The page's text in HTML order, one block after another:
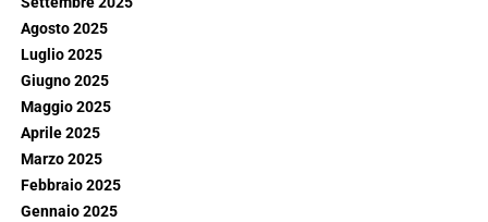
Agosto 2025
Luglio 2025
Giugno 2025
Maggio 2025
Aprile 2025
Marzo 2025
Febbraio 2025
Gennaio 2025